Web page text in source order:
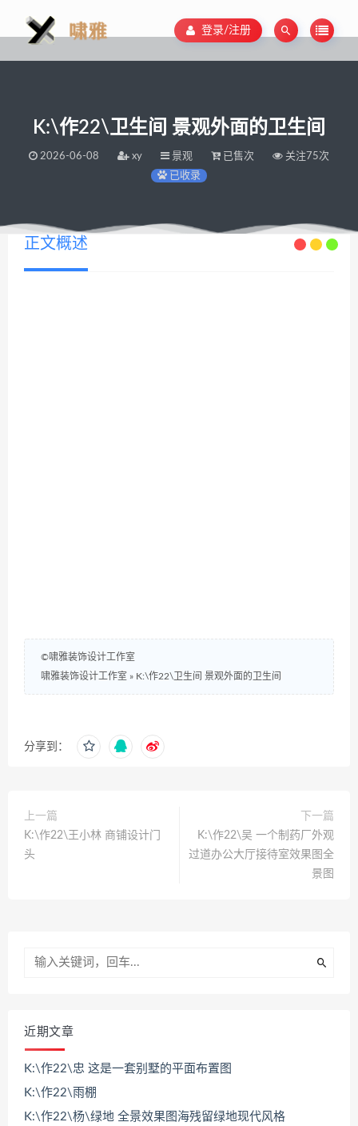
登录/注册
K:\作22\卫生间 景观外面的卫生间
2026-06-08 xy 景观 已售次
关注75次
已收录
正文概述
©啸雅装饰设计工作室
啸雅装饰设计工作室 » K:\作22\卫生间 景观外面的卫生间
分享到：
上一篇
K:\作22\王小林 商铺设计门
头
下一篇
K:\作22\吴 一个制药厂外观
过道办公大厅接待室效果图全
景图
近期文章
K:\作22\忠 这是一套别墅的平面布置图
K:\作22\雨棚
K:\作22\杨\绿地 全景效果图海残留绿地现代风格